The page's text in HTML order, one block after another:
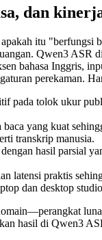
dan
itu "berfungsi
Qwen3 ASR
bahasa Inggris,
perekaman.
pada tolok ukur
baca yang kuat
transkrip manusia.
hasil parsial
latensi praktis
dan desktop
hasil di Qwen3